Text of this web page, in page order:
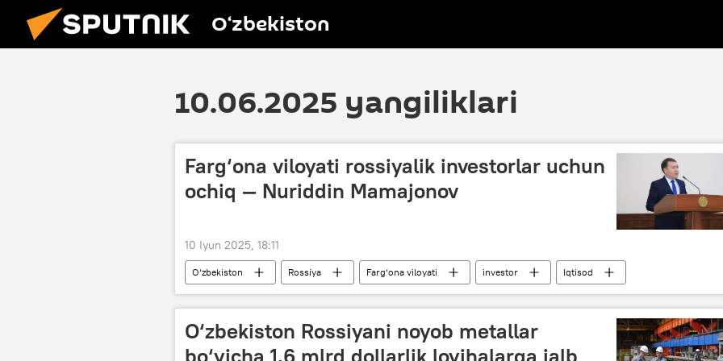
O‘zbekiston
10.06.2025 yangiliklari
Farg‘ona viloyati rossiyalik investorlar uchun
ochiq — Nuriddin Mamajonov
10 Iyun 2025, 18:11
O‘zbekiston Rossiya Farg‘ona viloyati investor Iqtisod
O‘zbekiston Rossiyani noyob metallar